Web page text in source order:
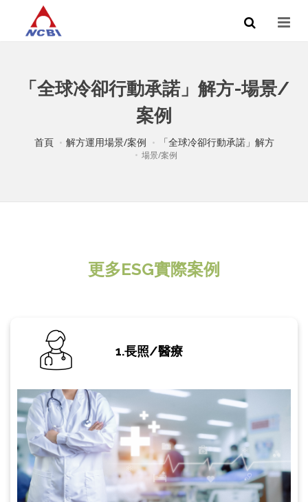
「全球冷卻行動承諾」解方-場景/
案例
首頁 解方運用場景/案例 「全球冷卻行動承諾」解方
場景/案例
更多ESG實際案例
1.長照/醫療